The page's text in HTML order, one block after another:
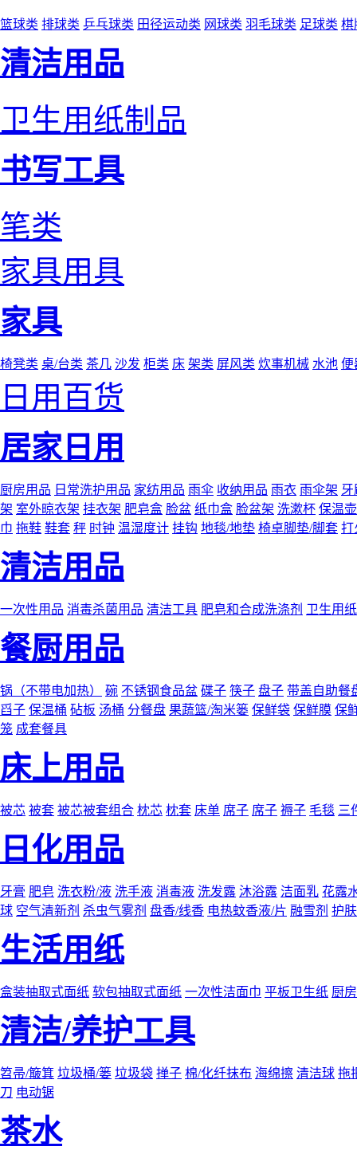
篮球类 排球类 乒乓球类 田径运动类 网球类 羽毛球类 足球类 棋
清洁用品
卫生用纸制品
书写工具
笔类
家具用具
家具
椅凳类 桌/台类 茶几 沙发 柜类 床 架类 屏风类 炊事机械 水池 便
日用百货
居家日用
厨房用品 日常洗护用品 家纺用品 雨伞 收纳用品 雨衣 雨伞架 牙
架 室外晾衣架 挂衣架 肥皂盒 脸盆 纸巾盒 脸盆架 洗漱杯 保温
巾 拖鞋 鞋套 秤 时钟 温湿度计 挂钩 地毯/地垫 椅卓脚垫/脚套 打
清洁用品
一次性用品 消毒杀菌用品 清洁工具 肥皂和合成洗涤剂 卫生用
餐厨用品
锅（不带电加热） 碗 不锈钢食品盆 碟子 筷子 盘子 带盖自助餐
舀子 保温桶 砧板 汤桶 分餐盘 果蔬篮/淘米篓 保鲜袋 保鲜膜 保
笼 成套餐具
床上用品
被芯 被套 被芯被套组合 枕芯 枕套 床单 席子 席子 褥子 毛毯 三
日化用品
牙膏 肥皂 洗衣粉/液 洗手液 消毒液 洗发露 沐浴露 洁面乳 花露
球 空气清新剂 杀虫气雾剂 盘香/线香 电热蚊香液/片 融雪剂 护
生活用纸
盒装抽取式面纸 软包抽取式面纸 一次性洁面巾 平板卫生纸 厨
清洁/养护工具
笤帚/簸箕 垃圾桶/篓 垃圾袋 掸子 棉/化纤抹布 海绵擦 清洁球 拖
刀 电动锯
茶水